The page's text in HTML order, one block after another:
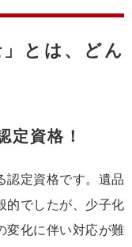
とは、どん
定資格！
認定資格です。遺品
的でしたが、少子化
変化に伴い対応が難